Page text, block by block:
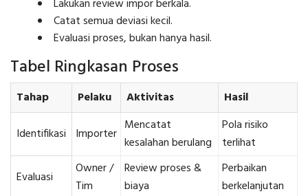
Lakukan review impor berkala.
Catat semua deviasi kecil.
Evaluasi proses, bukan hanya hasil.
Tabel Ringkasan Proses
Tahap Pelaku Aktivitas Hasil
Identifikasi Importer Mencatat
kesalahan berulang
Pola risiko
terlihat
Evaluasi
Owner /
Tim
Review proses &
biaya
Perbaikan
berkelanjutan